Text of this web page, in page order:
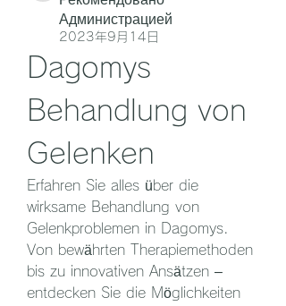
Администрацией
2023年9月14日
Dagomys
Behandlung von
Gelenken
Erfahren Sie alles über die
wirksame Behandlung von
Gelenkproblemen in Dagomys.
Von bewährten Therapiemethoden
bis zu innovativen Ansätzen –
entdecken Sie die Möglichkeiten